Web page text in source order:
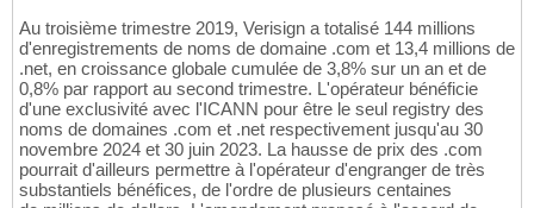
Au troisième trimestre 2019, Verisign a totalisé 144 millions
d'enregistrements de noms de domaine .com et 13,4 millions de
.net, en croissance globale cumulée de 3,8% sur un an et de
0,8% par rapport au second trimestre. L'opérateur bénéficie
d'une exclusivité avec l'ICANN pour être le seul registry des
noms de domaines .com et .net respectivement jusqu'au 30
novembre 2024 et 30 juin 2023. La hausse de prix des .com
pourrait d'ailleurs permettre à l'opérateur d'engranger de très
substantiels bénéfices, de l'ordre de plusieurs centaines